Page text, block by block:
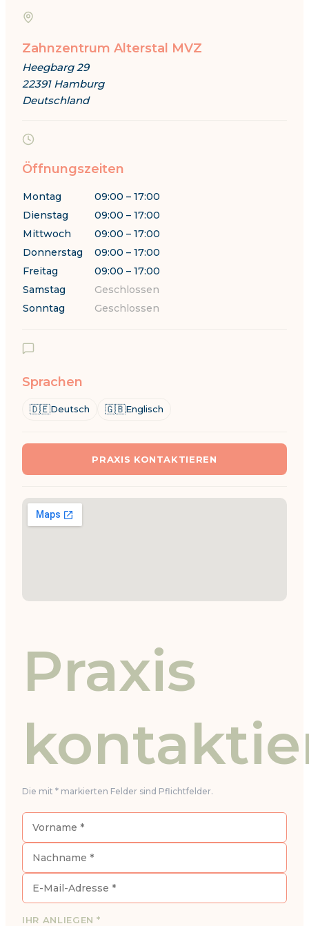
Zahnzentrum Alterstal MVZ
Heegbarg 29
22391 Hamburg
Deutschland
Öffnungszeiten
Montag
09:00 – 17:00
Dienstag
09:00 – 17:00
Mittwoch
09:00 – 17:00
Donnerstag
09:00 – 17:00
Freitag
09:00 – 17:00
Samstag
Geschlossen
Sonntag
Geschlossen
Sprachen
🇩🇪Deutsch 🇬🇧Englisch
PRAXIS KONTAKTIEREN
Praxis
Die mit * markierten Felder sind Pflichtfelder.
IHR ANLIEGEN *